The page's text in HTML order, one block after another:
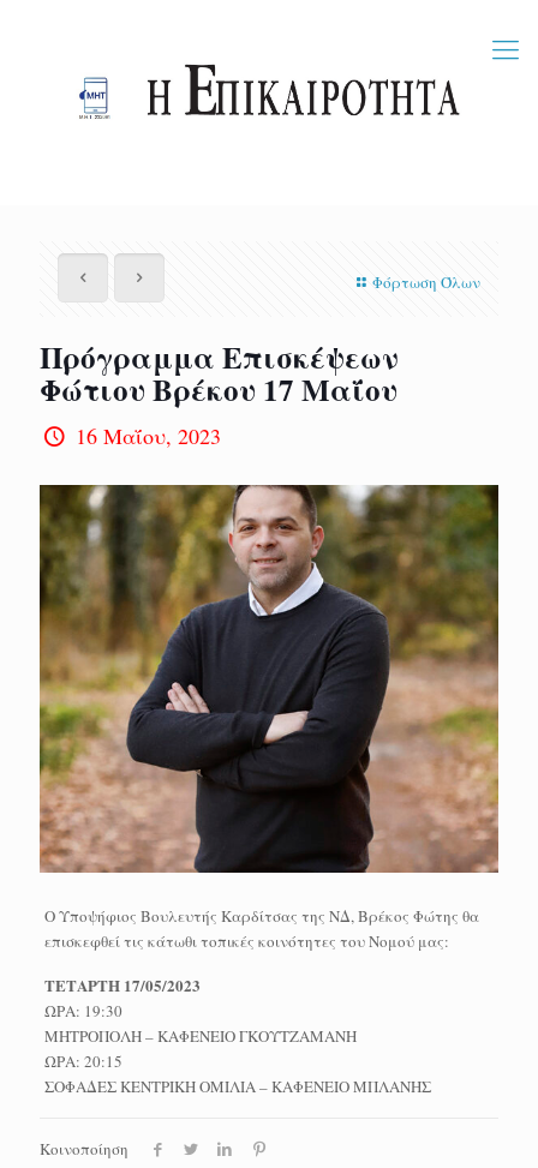
Φόρτωση Όλων
Πρόγραμμα Επισκέψεων
Φώτιου Βρέκου 17 Μαΐου
16 Μαΐου, 2023
Ο Υποψήφιος Βουλευτής Καρδίτσας της ΝΔ, Βρέκος Φώτης θα
επισκεφθεί τις κάτωθι τοπικές κοινότητες του Νομού μας:
ΤΕΤΑΡΤΗ 17/05/2023
ΩΡΑ: 19:30
ΜΗΤΡΟΠΟΛΗ – ΚΑΦΕΝΕΙΟ ΓΚΟΥΤΖΑΜΑΝΗ
ΩΡΑ: 20:15
ΣΟΦΑΔΕΣ ΚΕΝΤΡΙΚΗ ΟΜΙΛΙΑ – ΚΑΦΕΝΕΙΟ ΜΠΛΑΝΗΣ
Κοινοποίηση